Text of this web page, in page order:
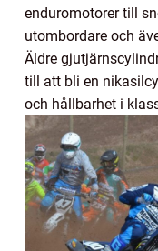
enduromotorer till
utombordare och
Äldre
till att bli en
och hållbarhet i